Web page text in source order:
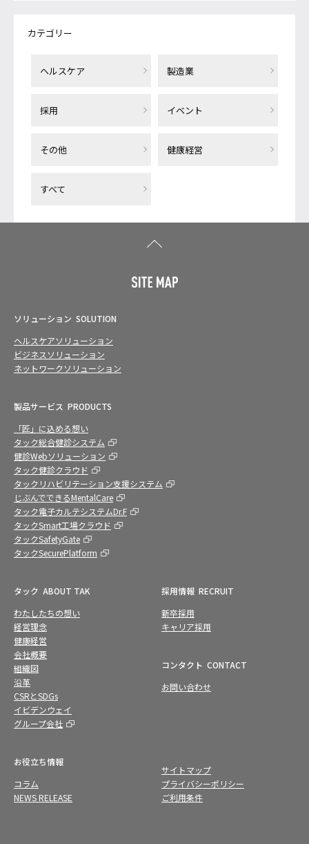
カテゴリー
ヘルスケア 製造業
採用 イベント
その他 健康経営
すべて
ソリューション SOLUTION
ヘルスケアソリューション
ビジネスソリューション
ネットワークソリューション
製品サービス PRODUCTS
「匠」に込める想い
タック総合健診システム
健診Webソリューション
タック健診クラウド
タックリハビリテーション支援システム
じぶんでできるMentalCare
タック電子カルテシステムDr.F
タックSmart工場クラウド
タックSafetyGate
タックSecurePlatform
タック ABOUT TAK
わたしたちの想い
経営理念
健康経営
会社概要
組織図
沿革
CSRとSDGs
イビデンウェイ
グループ会社
お役立ち情報
コラム
NEWS RELEASE
採用情報 RECRUIT
新卒採用
キャリア採用
コンタクト CONTACT
お問い合わせ
サイトマップ
プライバシーポリシー
ご利用条件